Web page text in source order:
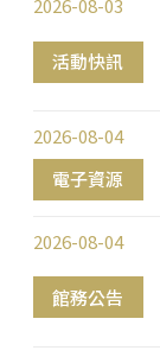
活動快訊
2026-08-03
電子資源
2026-08-04
館務公告
2026-08-04